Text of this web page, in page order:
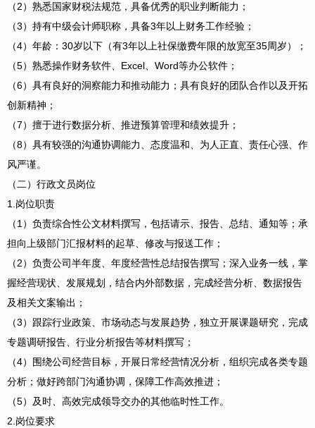
（2）熟悉国家财税法规范，具备优秀的职业判断能力；
（3）持有中级会计师职称，具备3年以上财务工作经验；
（4）年龄：30岁以下（有3年以上社保缴费年限的放宽至35周岁）；
（5）熟悉操作财务软件、Excel、Word等办公软件；
（6）具有良好的洞察能力和推动能力；具有良好的团队合作以及开拓
创新精神；
（7）擅于进行数据分析、推进预算管理和绩效提升；
（8）具有较强的沟通协调能力、态度温和、为人正直、责任心强、作
风严谨。
（二）行政文员岗位
1.岗位职责
（1）负责综合性公文材料撰写，包括请示、报告、总结、通知等；承
担向上级部门汇报材料的起草、修改与报送工作；
（2）负责公司半年度、年度经营性总结报告撰写；深入业务一线，掌
握经营现状、发展规划，结合内外部数据，完成经营分析、数据报告
及相关文案输出；
（3）跟踪行业政策、市场动态与发展趋势，独立开展课题研究，完成
专题调研报告、行业分析报告等材料撰写；
（4）围绕公司经营目标，开展日常经营情况分析，组织完成各类专题
分析；做好跨部门沟通协调，保障工作高效推进；
（5）及时、高效完成领导交办的其他临时性工作。
2.岗位要求